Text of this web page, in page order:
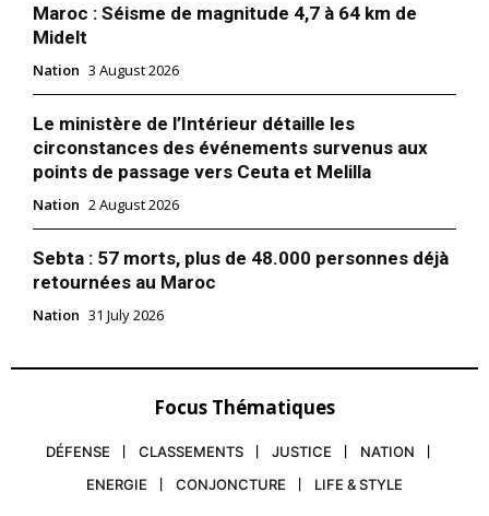
Maroc : Séisme de magnitude 4,7 à 64 km de
Midelt
Nation 3 August 2026
Le ministère de l’Intérieur détaille les
circonstances des événements survenus aux
points de passage vers Ceuta et Melilla
Nation 2 August 2026
Sebta : 57 morts, plus de 48.000 personnes déjà
retournées au Maroc
Nation 31 July 2026
Focus Thématiques
DÉFENSE CLASSEMENTS JUSTICE
NATION
ENERGIE
CONJONCTURE LIFE & STYLE